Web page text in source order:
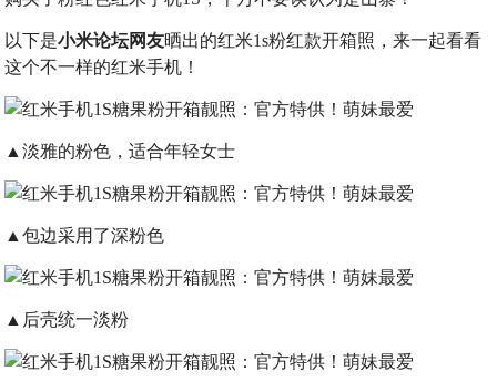
以下是小米论坛网友晒出的红米1s粉红款开箱照，来一起看看
这个不一样的红米手机！
▲淡雅的粉色，适合年轻女士
▲包边采用了深粉色
▲后壳统一淡粉